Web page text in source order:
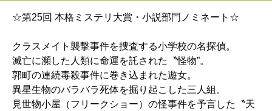
☆第25回 本格ミステリ大賞・小説部門ノミネート☆
クラスメイト襲撃事件を捜査する小学校の名探偵。
滅亡に瀕した人類に命運を託された〝怪物”。
郭町の連続毒殺事件に巻き込まれた遊女。
異星生物のバラバラ死体を掘り起こした三人組。
見世物小屋（フリークショー）の怪事件を予言した〝天